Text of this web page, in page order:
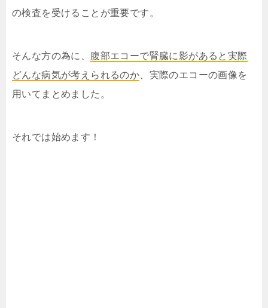
の検査を受けることが重要です。
そんな方の為に、
腹部エコーで腎臓に影があると実際
どんな病気が考えられるのか 、実際のエコーの画像を
用いてまとめました。
それでは始めます！